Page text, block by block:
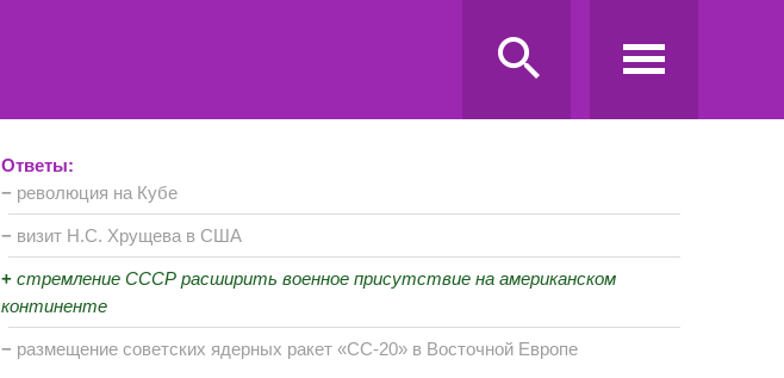
Ответы:
− революция на Кубе
− визит Н.С. Хрущева в США
+ стремление СССР расширить военное присутствие на американском
континенте
− размещение советских ядерных ракет «СС-20» в Восточной Европе